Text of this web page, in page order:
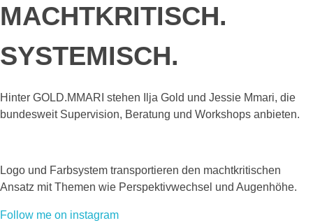
MACHTKRITISCH.
SYSTEMISCH.
Hinter GOLD.MMARI stehen Ilja Gold und Jessie Mmari, die
bundesweit Supervision, Beratung und Workshops anbieten.
Logo und Farbsystem transportieren den machtkritischen
Ansatz mit Themen wie Perspektivwechsel und Augenhöhe.
Follow me on instagram